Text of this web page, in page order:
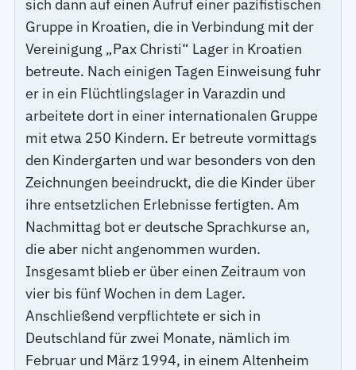
sich dann auf einen Aufruf einer pazifistischen
Gruppe in Kroatien, die in Verbindung mit der
Vereinigung „Pax Christi“ Lager in Kroatien
betreute. Nach einigen Tagen Einweisung fuhr
er in ein Flüchtlingslager in Varazdin und
arbeitete dort in einer internationalen Gruppe
mit etwa 250 Kindern. Er betreute vormittags
den Kindergarten und war besonders von den
Zeichnungen beeindruckt, die die Kinder über
ihre entsetzlichen Erlebnisse fertigten. Am
Nachmittag bot er deutsche Sprachkurse an,
die aber nicht angenommen wurden.
Insgesamt blieb er über einen Zeitraum von
vier bis fünf Wochen in dem Lager.
Anschließend verpflichtete er sich in
Deutschland für zwei Monate, nämlich im
Februar und März 1994, in einem Altenheim